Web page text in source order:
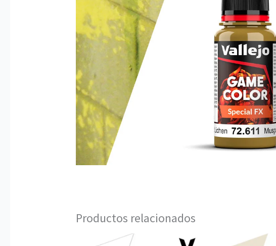
Productos relacionados